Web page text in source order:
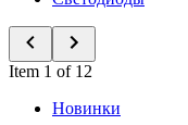
Item 1 of 12
Новинки